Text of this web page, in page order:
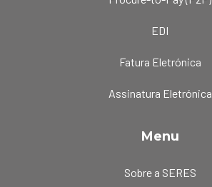
EDI
Fatura Eletrónica
Assinatura Eletrónica
Menu
Sobre a SERES